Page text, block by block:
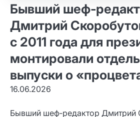
Бывший
Дмитрий
с 2011 года для
монтировали
выпуски о
16.06.2026
Бывший шеф‑редактор Дмитрий